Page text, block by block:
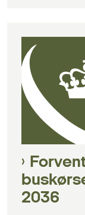
2036